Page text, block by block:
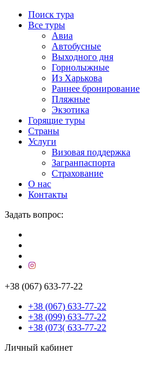
Поиск тура
Все туры
Авиа
Автобусные
Выходного дня
Горнолыжные
Из Харькова
Раннее бронирование
Пляжные
Экзотика
Горящие туры
Страны
Услуги
Визовая поддержка
Загранпаспорта
Страхование
О нас
Контакты
Задать вопрос:
+38 (067) 633-77-22
+38 (067) 633-77-22
+38 (099) 633-77-22
+38 (073( 633-77-22
Личный кабинет